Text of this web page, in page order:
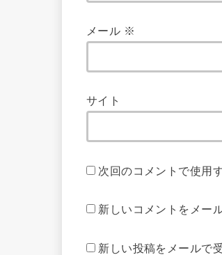
メール ※
サイト
次回のコメントで使用
新しいコメントをメー
新しい投稿をメールで